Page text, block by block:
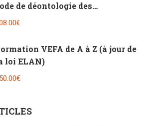
de déontologie des
de l’immobilier [2h]
VEFA de A à Z (à jour de
loi ELAN)